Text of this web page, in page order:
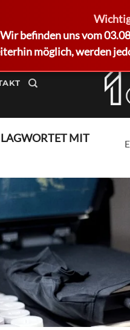
Wir befinden uns vom
möglich, werden
MIT